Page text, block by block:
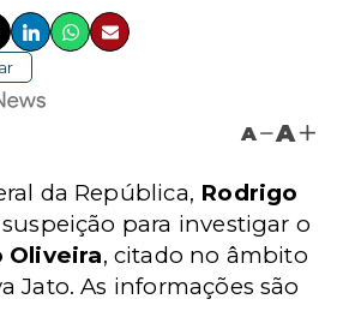
A A
da República, Rodrigo
para investigar o
Oliveira, citado no âmbito
Jato. As informações são